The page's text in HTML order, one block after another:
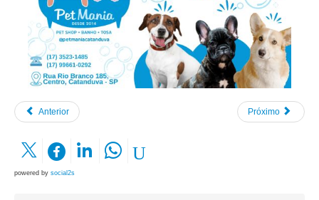
Anterior Próximo
powered by social2s